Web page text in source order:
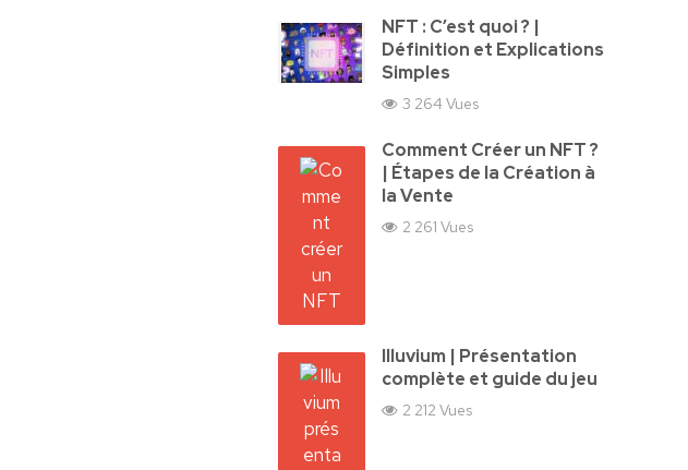
NFT : C’est quoi ? |
Définition et Explications
Simples
3 264 Vues
Comment Créer un NFT ?
| Étapes de la Création à
la Vente
2 261 Vues
Illuvium | Présentation
complète et guide du jeu
2 212 Vues